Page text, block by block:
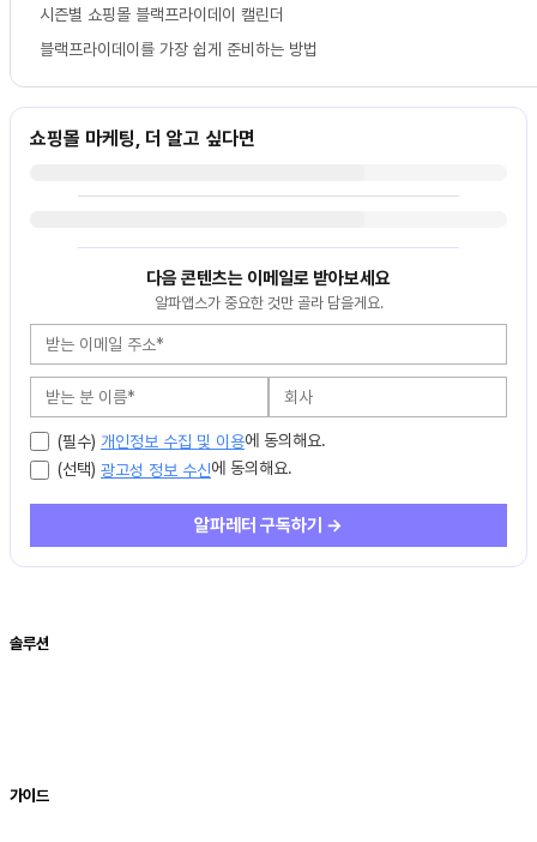
시즌별 쇼핑몰 블랙프라이데이 캘린더
블랙프라이데이를 가장 쉽게 준비하는 방법
쇼핑몰 마케팅, 더 알고 싶다면
다음 콘텐츠는 이메일로 받아보세요
알파앱스가 중요한 것만 골라 담을게요.
(필수) 개인정보 수집 및 이용에 동의해요.
(선택) 광고성 정보 수신에 동의해요.
알파레터 구독하기 →
솔루션
가이드